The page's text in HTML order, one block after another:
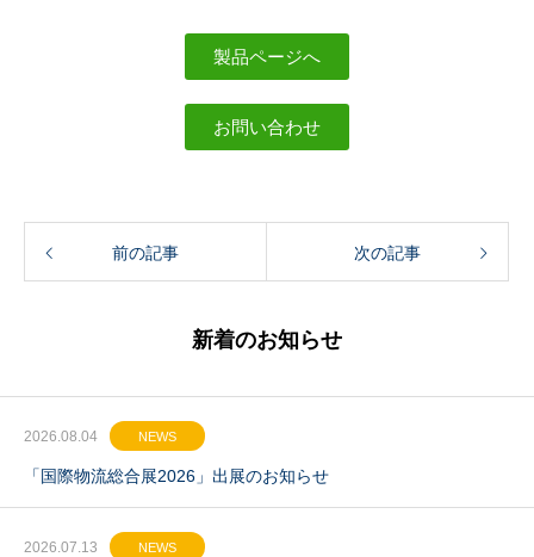
製品ページへ
お問い合わせ
前の記事 次の記事
新着のお知らせ
2026.08.04 NEWS
「国際物流総合展2026」出展のお知らせ
2026.07.13 NEWS